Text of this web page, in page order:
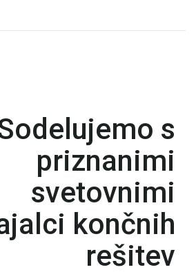
s
priznanimi
svetovnimi
končnih
rešitev